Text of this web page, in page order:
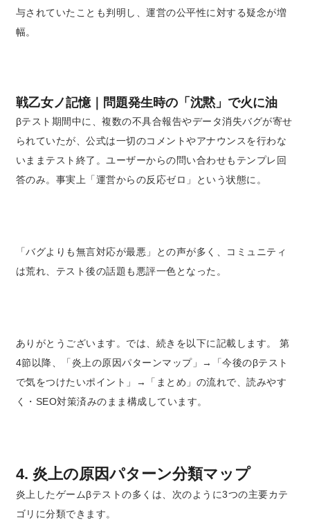
与されていたことも判明し、運営の公平性に対する疑念が増
幅。
戦乙女ノ記憶｜問題発生時の「沈黙」で火に油
βテスト期間中に、複数の不具合報告やデータ消失バグが寄せ
られていたが、公式は一切のコメントやアナウンスを行わな
いままテスト終了。ユーザーからの問い合わせもテンプレ回
答のみ。事実上「運営からの反応ゼロ」という状態に。
「バグよりも無言対応が最悪」との声が多く、コミュニティ
は荒れ、テスト後の話題も悪評一色となった。
ありがとうございます。では、続きを以下に記載します。 第
4節以降、「炎上の原因パターンマップ」→「今後のβテスト
で気をつけたいポイント」→「まとめ」の流れで、読みやす
く・SEO対策済みのまま構成しています。
4. 炎上の原因パターン分類マップ
炎上したゲームβテストの多くは、次のように3つの主要カテ
ゴリに分類できます。